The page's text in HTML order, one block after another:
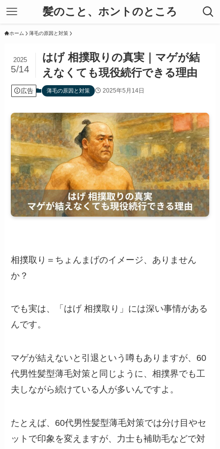
髪のこと、ホントのところ
ホーム 薄毛の原因と対策
はげ 相撲取りの真実｜マゲが結
えなくても現役続行できる理由
2025
5/14
広告 薄毛の原因と対策 2025年5月14日
相撲取り＝ちょんまげのイメージ、ありません
か？
でも実は、「はげ 相撲取り」には深い事情がある
んです。
マゲが結えないと引退という噂もありますが、60
代男性髪型薄毛対策と同じように、相撲界でも工
夫しながら続けている人が多いんですよ。
たとえば、60代男性髪型薄毛対策では分け目やセ
ットで印象を変えますが、力士も補助毛などで対